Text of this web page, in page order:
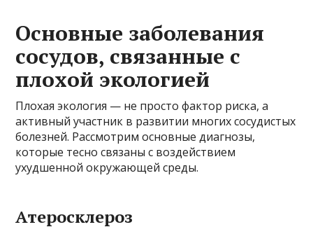
Основные заболевания
сосудов, связанные с
плохой экологией
Плохая экология — не просто фактор риска, а
активный участник в развитии многих сосудистых
болезней. Рассмотрим основные диагнозы,
которые тесно связаны с воздействием
ухудшенной окружающей среды.
Атеросклероз